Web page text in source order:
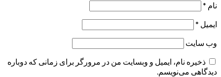
نام *
ایمیل *
وب‌ سایت
ذخیره نام، ایمیل و وبسایت من در مرورگر برای زمانی که دوباره
دیدگاهی می‌نویسم.